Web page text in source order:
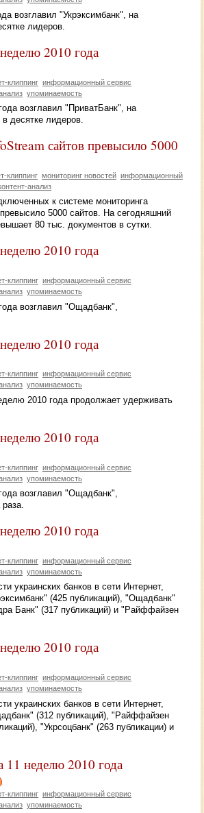
возглавил "Укрэксимбанк", на
лидеров.
2010 года
клиппинг информационный сервис
упоминаемость
возглавил "ПриватБанк", на
десятке лидеров.
сайтов превысило 5000
клиппинг мониторинг новостей информационный
анализ
к системе мониторинга
5000 сайтов. На сегодняшний
80 тыс. документов в сутки.
2010 года
клиппинг информационный сервис
упоминаемость
возглавил "Ощадбанк",
2010 года
клиппинг информационный сервис
упоминаемость
2010 года продолжает удерживать
2010 года
клиппинг информационный сервис
упоминаемость
возглавил "Ощадбанк",
2010 года
клиппинг информационный сервис
упоминаемость
украинских банков в сети Интернет,
(425 публикаций), "Ощадбанк"
Банк" (317 публикаций) и "Райффайзен
2010 года
клиппинг информационный сервис
упоминаемость
украинских банков в сети Интернет,
(312 публикаций), "Райффайзен
"Укрсоцбанк" (263 публикации) и
11 неделю 2010 года
клиппинг информационный сервис
упоминаемость